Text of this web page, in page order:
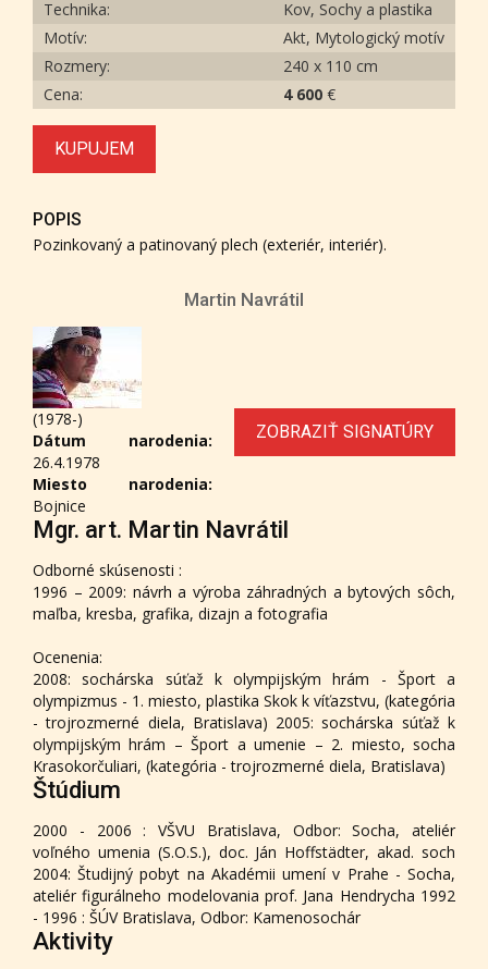
Technika:
Kov, Sochy a plastika
Motív:
Akt, Mytologický motív
Rozmery:
240 x 110 cm
Cena:
4 600 €
KUPUJEM
POPIS
Pozinkovaný a patinovaný plech (exteriér, interiér).
Martin Navrátil
ZOBRAZIŤ SIGNATÚRY
(1978-)
Dátum narodenia:
26.4.1978
Miesto narodenia:
Bojnice
Mgr. art. Martin Navrátil
Odborné skúsenosti :
1996 – 2009: návrh a výroba záhradných a bytových sôch,
maľba, kresba, grafika, dizajn a fotografia
Ocenenia:
2008: sochárska súťaž k olympijským hrám - Šport a
olympizmus - 1. miesto, plastika Skok k víťazstvu, (kategória
- trojrozmerné diela, Bratislava) 2005: sochárska súťaž k
olympijským hrám – Šport a umenie – 2. miesto, socha
Krasokorčuliari, (kategória - trojrozmerné diela, Bratislava)
Štúdium
2000 - 2006 : VŠVU Bratislava, Odbor: Socha, ateliér
voľného umenia (S.O.S.), doc. Ján Hoffstädter, akad. soch
2004: Študijný pobyt na Akadémii umení v Prahe - Socha,
ateliér figurálneho modelovania prof. Jana Hendrycha 1992
- 1996 : ŠÚV Bratislava, Odbor: Kamenosochár
Aktivity